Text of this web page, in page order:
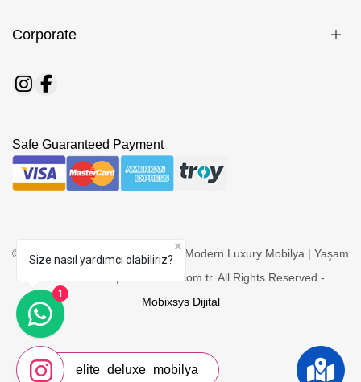
Corporate
Safe Guaranteed Payment
© 2026 Elite Deluxe - Manavgat - Modern Luxury Mobilya | Yaşam
- Yatak Odaları | elitedeluxe.com.tr. All Rights Reserved -
Mobixsys Dijital
elite_deluxe_mobilya
Size nasıl yardımcı olabiliriz?
1